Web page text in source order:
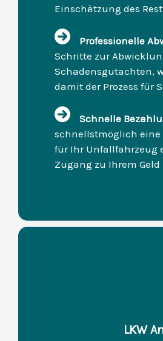
Einschätzung des
Professionelle
Schritte zur
Schadensgutachten,
damit der Prozess für
Schnelle
schnellstmöglich
für Ihr Unfallfahrzeug
Zugang zu Ihrem
LKW